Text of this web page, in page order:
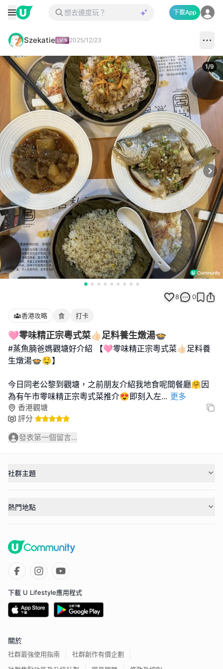
下載App
Szekatie 2025/12/23
1/9
8 0
香港攻略 食 打卡
🩷零味精正宗粵式菜👍🏻足料養生燉湯🍲
#蒸魚腩爸媽觀塘好介紹 【🩷零味精正宗粵式菜👍🏻足料養
生燉湯🍲🤤】
今日同老公黎到觀塘，之前朋友介紹我地食呢間餐廳🤗因
為有午市零味精正宗粵式菜推介😍即刻入左... 更多
香港觀塘
評分
發表第一個留言...
社群主題
熱門地點
下載 U Lifestyle應用程式
關於
社群最強使用指南
社群創作有價企劃